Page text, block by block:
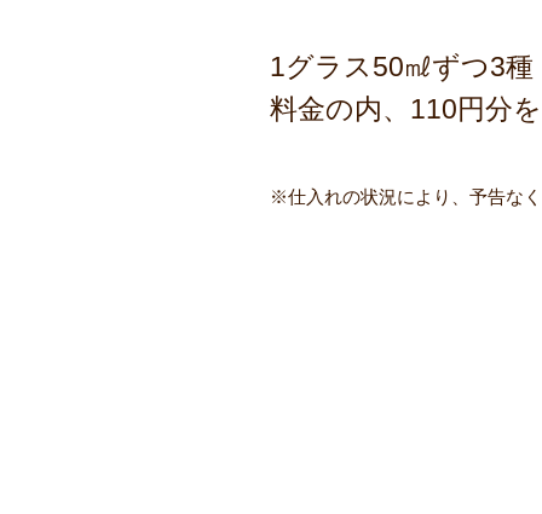
1グラス50㎖ずつ3
料金の内、110円分
※仕入れの状況により、予告な